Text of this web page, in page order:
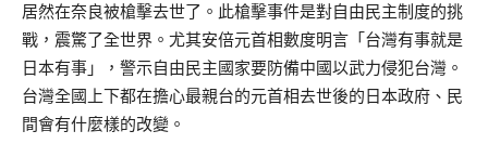
居然在奈良被槍擊去世了。此槍擊事件是對自由民主制度的挑
戰，震驚了全世界。尤其安倍元首相數度明言「台灣有事就是
日本有事」，警示自由民主國家要防備中國以武力侵犯台灣。
台灣全國上下都在擔心最親台的元首相去世後的日本政府、民
間會有什麼樣的改變。